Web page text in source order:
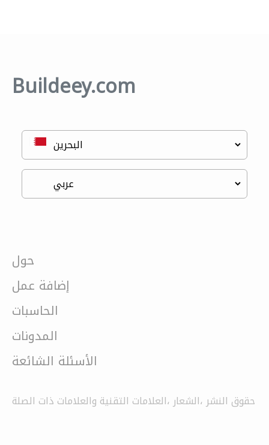
Buildeey.com
حول
إضافة عمل
الحاسبات
المدونات
الأسئلة الشائعة
حقوق النشر ،الشعار ،العلامات التقنية والعلامات ذات الصلة